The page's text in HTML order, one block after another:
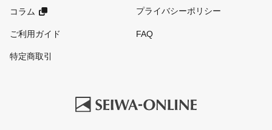
コラム プライバシーポリシー
ご利用ガイド FAQ
特定商取引